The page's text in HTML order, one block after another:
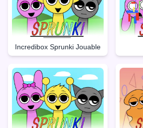
Incredibox Sprunki Jouable